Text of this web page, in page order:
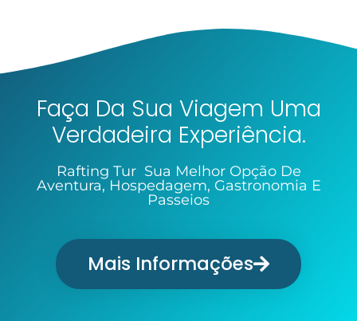
Faça Da Sua Viagem Uma
Verdadeira Experiência.
Rafting Tur Sua Melhor Opção De
Aventura, Hospedagem, Gastronomia E
Passeios
Mais Informações